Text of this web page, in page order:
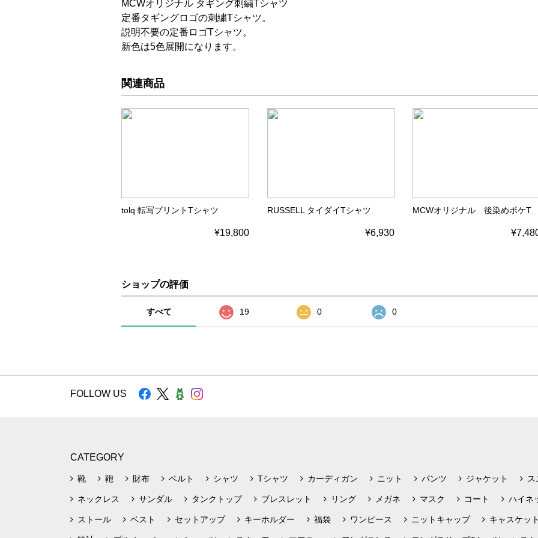
MCWオリジナル タギング刺繍Tシャツ
定番タギングロゴの刺繍Tシャツ。
説明不要の定番ロゴTシャツ。
新色は5色展開になります。
関連商品
tolq 転写プリントTシャツ
¥19,800
RUSSELL タイダイTシャツ
¥6,930
MCWオリジナル 後染めポケT
ショップの評価
すべて 19 0 0
FOLLOW US
CATEGORY
靴 鞄 財布 ベルト シャツ Tシャツ カーディガン ニット パンツ ジャケット
ネックレス サンダル タンクトップ ブレスレット リング メガネ マスク コート ハイネ
ストール ベスト セットアップ キーホルダー 福袋 ワンピース ニットキャップ キャスケッ